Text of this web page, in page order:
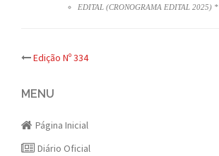
EDITAL (CRONOGRAMA EDITAL 2025) *
Post
navigation
Edição Nº 334
MENU
Página Inicial
Diário Oficial